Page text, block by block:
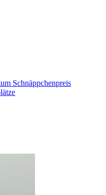
Schnäppchenpreis